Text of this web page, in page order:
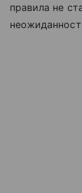
правила не